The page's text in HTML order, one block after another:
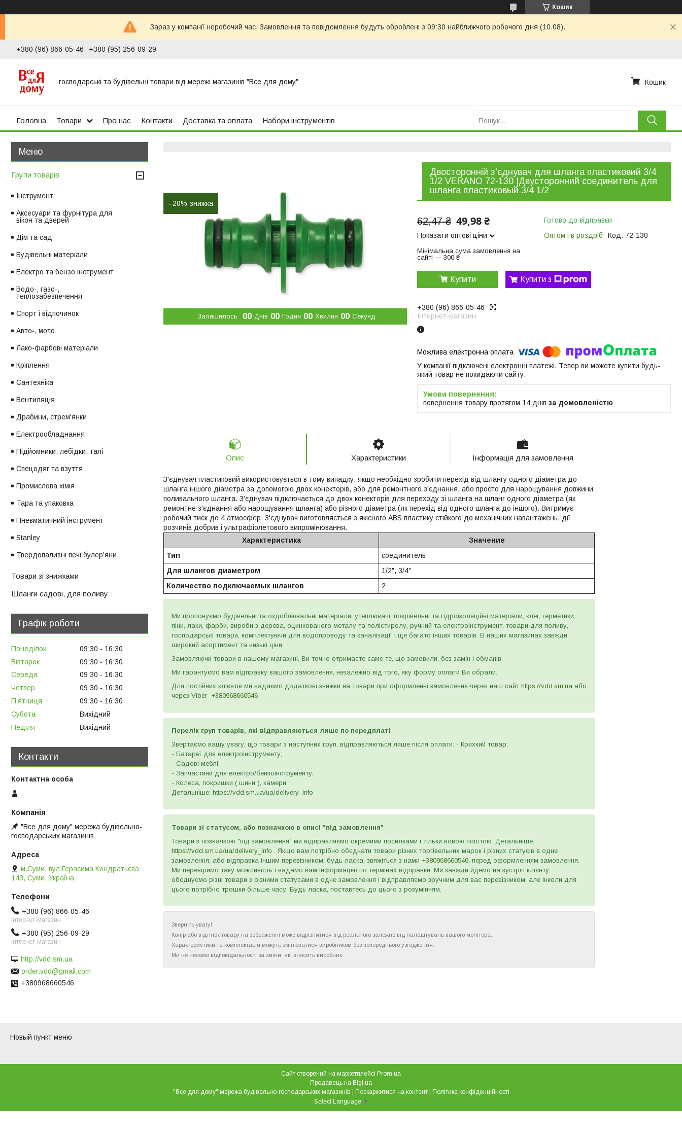
Кошик
Зараз у компанії неробочий час. Замовлення та повідомлення будуть оброблені з 09:30 найближчого робочого дня (10.08).
+380 (96) 866-05-46 +380 (95) 256-09-29
господарські та будівельні товари від мережі магазинів "Все для дому" Кошик
Головна Товари Про нас Контакти Доставка та оплата Набори інструментів
–20%
Залишилось 00 Днів 00 Годин 00 Хвилин 00 Секунд
Двосторонній з'єднувач для шланга пластиковий 3/4
1/2 VERANO 72-130 |Двусторонний соединитель для
шланга пластиковый 3/4 1/2
62,47 ₴ 49,98 ₴
Показати оптові ціни
Мінімальна сума замовлення на
сайті — 300 ₴
Готово до відправки
Оптом і в роздріб
Код: 72-130
Купити Купити з
+380 (96) 866-05-46
Інтернет-магазин
У компанії підключені електронні платежі. Тепер ви можете купити будь-
який товар не покидаючи сайту.
повернення товару протягом 14 днів за домовленістю
Опис Характеристики Інформація для замовлення
З'єднувач пластиковий використовується в тому випадку, якщо необхідно зробити перехід від шлангу одного діаметра до
шланга іншого діаметра за допомогою двох конекторів, або для ремонтного з'єднання, або просто для нарощування довжини
поливального шланга. З'єднувач підключається до двох конекторів для переходу зі шланга на шланг одного діаметра (як
ремонтне з'єднання або нарощування шланга) або різного діаметра (як перехід від одного шланга до іншого). Витримує
робочий тиск до 4 атмосфер. З'єднувач виготовляється з якісного ABS пластику стійкого до механічних навантажень, дії
розчинів добрив і ультрафіолетового випромінювання.
Характеристика
Значение
Тип
соединитель
Для шлангов диаметром
1/2", 3/4"
Количество подключаемых шлангов
2
Ми пропонуємо будівельні та оздоблювальні матеріали, утеплювачі, покрівельні та гідроізоляційні матеріали, клеї, герметики,
піни, лаки, фарби, вироби з дерева, оцинкованого металу та полістиролу, ручний та електроінструмент, товари для поливу,
господарські товари, комплектуючи для водопроводу та каналізації і ще багато інших товарів. В наших магазинах завжди
широкий асортимент та низькі ціни.
Замовляючи товари в нашому магазині, Ви точно отримаєте саме те, що замовили, без замін і обманів.
Ми гарантуємо вам відправку вашого замовлення, незалежно від того, яку форму оплати Ви обрали.
Для постійних клієнтів ми надаємо додаткові знижки на товари при оформленні замовлення через наш сайт https://vdd.sm.ua або
через Viber +380968660546
Перелік груп товарів, які відправляються лише по передплаті
Звертаємо вашу увагу, що товари з наступних груп, відправляються лише після оплати. - Крихкий товар;
- Батареї для електроінструменту;
- Садові меблі;
- Запчастини для електро/бензоінструменту;
- Колеса, покришки ( шини ), камери;
Детальніше: https://vdd.sm.ua/ua/delivery_info
Товари зі статусом, або позначкою в описі "під замовлення"
Товари з позначкою "під замовлення" ми відправляємо окремими посилками і тільки новою поштою. Детальніше:
https://vdd.sm.ua/ua/delivery_info . Якщо вам потрібно обєднати товари різних торгівельних марок і різних статусів в одне
замовлення, або відправка іншим перевізником, будь ласка, звяжіться з нами +380968660546, перед оформленням замовлення.
Ми перевіримо таку можливість і надамо вам інформацію по термінах відправки. Ми завжди йдемо на зустріч клієнту,
обєднуємо різні товари з різними статусами в одне замовлення і відправляємо зручним для вас перевізником, але інколи для
цього потрібно трошки більше часу. Будь ласка, поставтесь до цього з розумінням.
Зверніть увагу!
Колір або відтінок товару на зображенні може відрізнятися від реального залежно від налаштувань вашого монітора.
Характеристики та комплектація можуть змінюватися виробником без попереднього узгодження.
Ми не несемо відповідальності за зміни, які вносить виробник.
Групи товарів
Інструмент
Аксесуари та фурнітура для
вікон та дверей
Дім та сад
Будівельні матеріали
Електро та бензо інструмент
Водо-, газо-,
теплозабезпечення
Спорт і відпочинок
Авто-, мото
Лако-фарбові матеріали
Кріплення
Сантехніка
Вентиляція
Драбини, стрем'янки
Електрообладнання
Підйомники, лебідки, талі
Спецодяг та взуття
Промислова хімія
Тара та упаковка
Пневматичний інструмент
Stanley
Твердопаливні печі булер'яни
Товари зі знижками
Шланги садові, для поливу
Графік роботи
Понеділок 09:30
16:30
Вівторок
09:30
16:30
Середа
09:30
16:30
Четвер
09:30
16:30
Пʼятниця
09:30
16:30
Субота
Вихідний
Неділя
Вихідний
Контакти
"Все для дому" мережа будівельно-
господарських магазинів
м.Суми, вул.Герасима Кондратьєва
143, Суми, Україна
+380 (96) 866-05-46
Інтернет-магазин
+380 (95) 256-09-29
Інтернет-магазин
http://vdd.sm.ua
order.vdd@gmail.com
+380968660546
Новый пункт меню
Сайт створений на маркетплейсі Prom.ua
Продавець на Bigl.ua
Поскаржитися на контент
Політика конфіденційності
Select Language ▼